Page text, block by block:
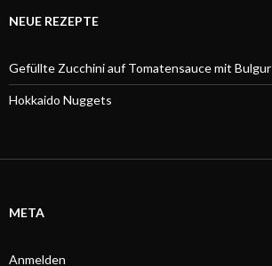
NEUE REZEPTE
Gefüllte Zucchini auf Tomatensauce mit Bulgur
Hokkaido Nuggets
META
Anmelden